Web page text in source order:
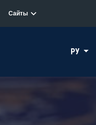
Сайты
РУ